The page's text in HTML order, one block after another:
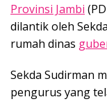
Provinsi Jambi
dilantik oleh Sekda
rumah dinas
Sekda Sudirman
pengurus yang